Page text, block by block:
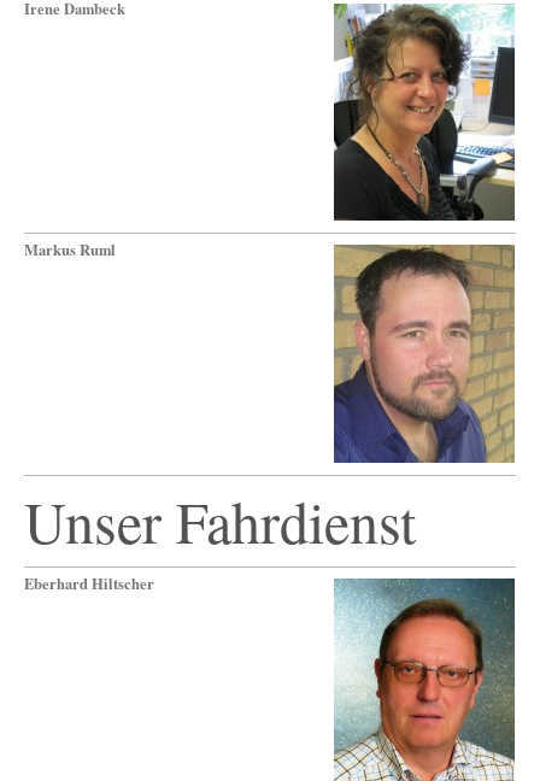
Irene Dambeck
Markus Ruml
Unser Fahrdienst
Eberhard Hiltscher